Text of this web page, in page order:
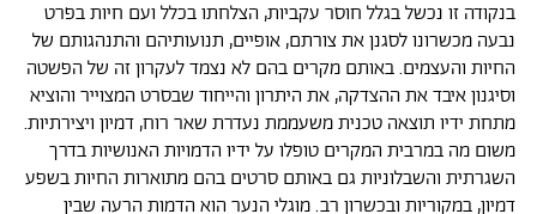
בנקודה זו נכשל בגלל חוסר עקביות, הצלחתו בכלל ועם חיות בפרט
נבעה מכשרונו לסגנן את צורתם, אופיים, תנועותיהם והתנהגותם של
החיות והעצמים. באותם מקרים בהם לא נצמד לעקרון זה של הפשטה
וסיגנון איבד את ההצדקה, את היתרון והייחוד שבסרט המצוייר והוציא
מתחת ידיו תוצאה טכנית משעממת נעדרת שאר רוח, דמיון ויצירתיות.
משום מה במרבית המקרים טופלו על ידיו הדמויות האנושיות בדרך
השגרתית והשבלוניות גם באותם סרטים בהם מתוארות החיות בשפע
דמיון, במקוריות ובכשרון רב. מוגלי הנער הוא הדמות הרעה שבין